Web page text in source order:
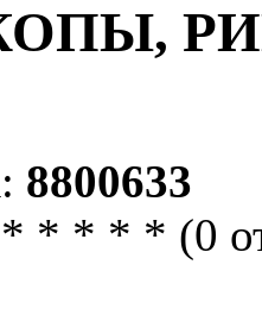
8800633
* * * * * (0